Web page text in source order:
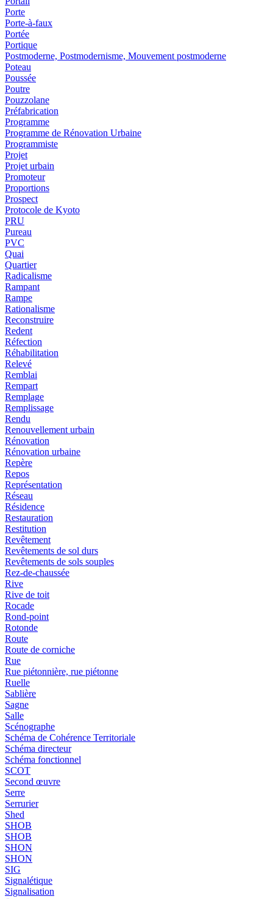
Porte
Porte-à-faux
Portée
Portique
Postmoderne, Postmodernisme, Mouvement postmoderne
Poteau
Poussée
Poutre
Pouzzolane
Préfabrication
Programme
Programme de Rénovation Urbaine
Programmiste
Projet
Projet urbain
Promoteur
Proportions
Prospect
Protocole de Kyoto
PRU
Pureau
PVC
Quai
Quartier
Radicalisme
Rampant
Rampe
Rationalisme
Reconstruire
Redent
Réfection
Réhabilitation
Relevé
Remblai
Rempart
Remplage
Remplissage
Rendu
Renouvellement urbain
Rénovation
Rénovation urbaine
Repère
Repos
Représentation
Réseau
Résidence
Restauration
Restitution
Revêtement
Revêtements de sol durs
Revêtements de sols souples
Rez-de-chaussée
Rive
Rive de toit
Rocade
Rond-point
Rotonde
Route
Route de corniche
Rue
Rue piétonnière, rue piétonne
Ruelle
Sablière
Sagne
Salle
Scénographe
Schéma de Cohérence Territoriale
Schéma directeur
Schéma fonctionnel
SCOT
Second œuvre
Serre
Serrurier
Shed
SHOB
SHOB
SHON
SHON
SIG
Signalétique
Signalisation